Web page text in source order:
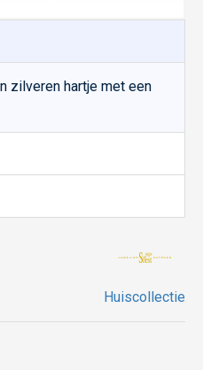
zilveren hartje met een
Huiscollectie